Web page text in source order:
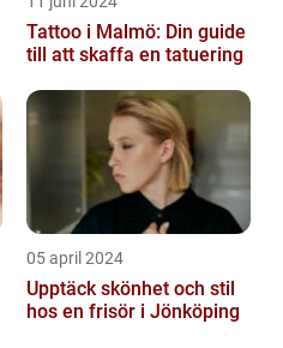
Tattoo i Malmö: Din guide
till att skaffa en tatuering
05 april 2024
Upptäck skönhet och stil
hos en frisör i Jönköping